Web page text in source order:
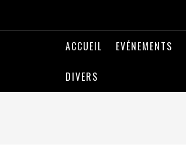
ACCUEIL EVÉNEMENTS
DIVERS